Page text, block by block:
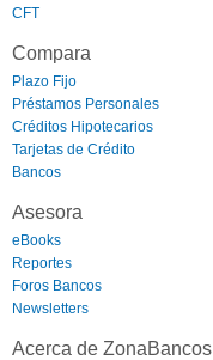
CFT
Compara
Plazo Fijo
Préstamos Personales
Créditos Hipotecarios
Tarjetas de Crédito
Bancos
Asesora
eBooks
Reportes
Foros Bancos
Newsletters
Acerca de ZonaBancos